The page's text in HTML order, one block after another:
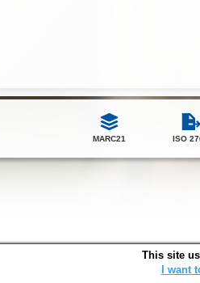
MARC21 ISO
This site
I want